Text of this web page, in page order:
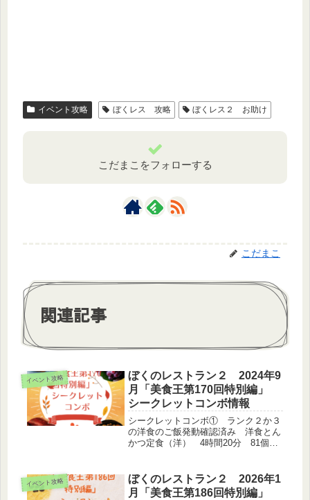
イベント攻略 ぼくレス 攻略 ぼくレス２ お助け
こだまこをフォローする
こだまこ
関連記事
イベント攻略
ぼくのレストラン２ 2024年9
月「美食王第170回特別編」
シークレットコンボ情報
シークレットコンボ① ランク２か３
の洋食のご飯発動確認済み 洋食とん
かつ定食（洋） 4時間20分 81個
分 87個から揚げ定食（洋）4時間10
分 77個ピラフ（洋）...
イベント攻略
ぼくのレストラン２ 2026年1
月「美食王第186回特別編」